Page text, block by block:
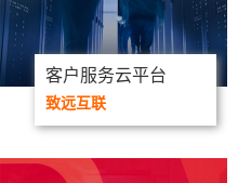
客户服务云平台
致远互联